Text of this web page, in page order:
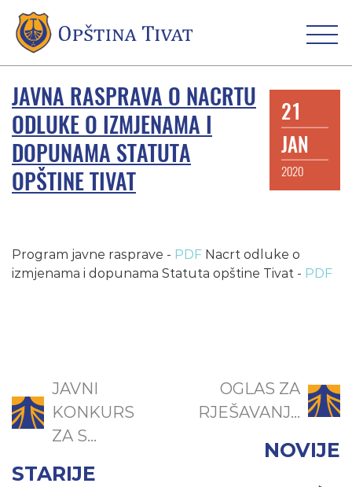
JAVNA RASPRAVA O NACRTU
ODLUKE O IZMJENAMA I
DOPUNAMA STATUTA
OPŠTINE TIVAT
21
JAN
2020
Program javne rasprave - PDF Nacrt odluke o
izmjenama i dopunama Statuta opštine Tivat - PDF
JAVNI
KONKURS
ZA S...
STARIJE
OGLAS ZA
RJEŠAVANJ...
NOVIJE